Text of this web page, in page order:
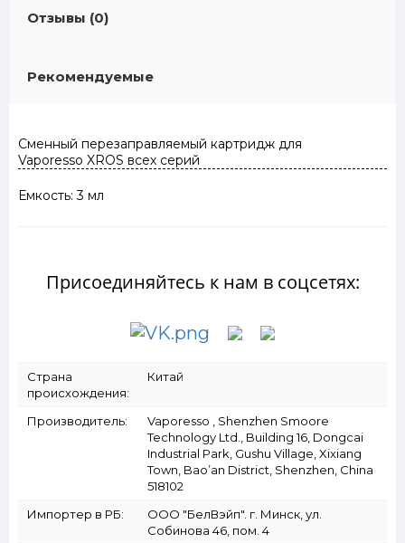
Отзывы (0)
Рекомендуемые
Сменный перезаправляемый картридж для
Vaporesso XROS всех серий
Емкость: 3 мл
Присоединяйтесь к нам в соцсетях:
Страна
происхождения:
Китай
Производитель:
Vaporesso , Shenzhen Smoore
Technology Ltd., Building 16, Dongcai
Industrial Park, Gushu Village, Xixiang
Town, Bao’an District, Shenzhen, China
518102
Импортер в РБ:
ООО "БелВэйп". г. Минск, ул.
Собинова 46, пом. 4